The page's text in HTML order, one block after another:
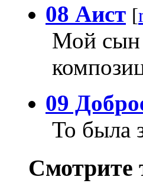
08 Аист [
Мой сын
09
То была
Смотрите